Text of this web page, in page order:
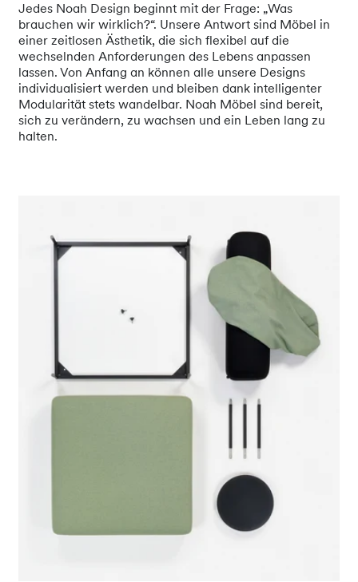
Jedes Noah Design beginnt mit der Frage: „Was
brauchen wir wirklich?“. Unsere Antwort sind Möbel in
einer zeitlosen Ästhetik, die sich flexibel auf die
wechselnden Anforderungen des Lebens anpassen
lassen. Von Anfang an können alle unsere Designs
individualisiert werden und bleiben dank intelligenter
Modularität stets wandelbar. Noah Möbel sind bereit,
sich zu verändern, zu wachsen und ein Leben lang zu
halten.